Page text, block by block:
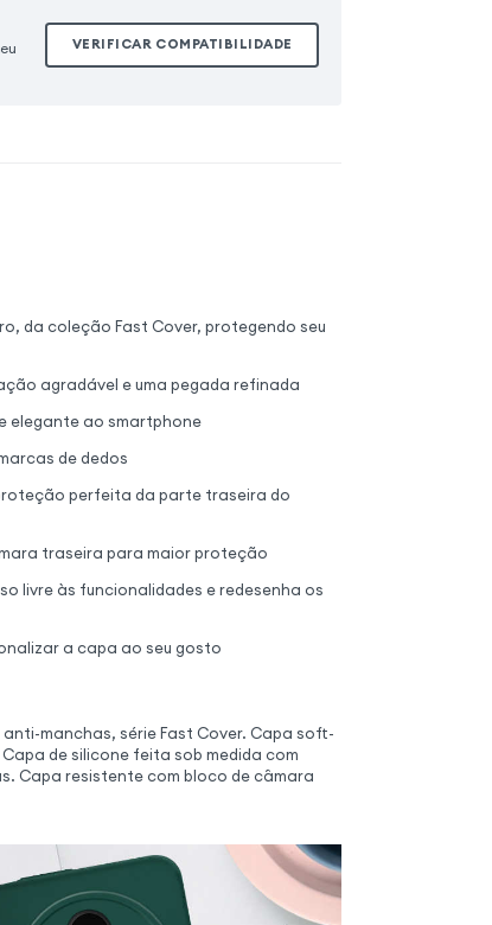
VERIFICAR COMPATIBILIDADE
da coleção Fast Cover, protegendo seu
agradável e uma pegada refinada
elegante ao smartphone
de dedos
perfeita da parte traseira do
traseira para maior proteção
livre às funcionalidades e redesenha os
a capa ao seu gosto
manchas, série Fast Cover. Capa soft-
de silicone feita sob medida com
Capa resistente com bloco de câmara